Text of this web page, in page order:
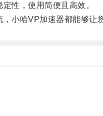
性，使用简便且高效。
哈VP加速器都能够让